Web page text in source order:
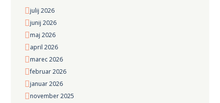
julij 2026
junij 2026
maj 2026
april 2026
marec2026
februar2026
januar2026
november2025